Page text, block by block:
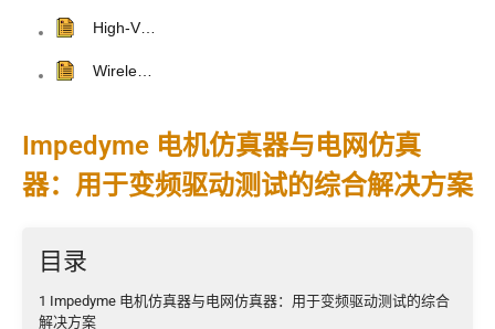
High-V…
Wirele…
Impedyme 电机仿真器与电网仿真
器：用于变频驱动测试的综合解决方案
目录
1 Impedyme 电机仿真器与电网仿真器：用于变频驱动测试的综合
解决方案